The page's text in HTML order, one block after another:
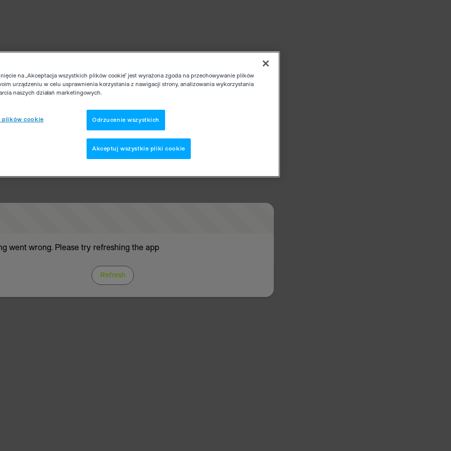
went wrong. Please try refreshing the app
Refresh
na „Akceptacja wszystkich plików cookie” jest wyrażona zgoda na przechowywanie plików
urządzeniu w celu usprawnienia korzystania z nawigacji strony, analizowania wykorzystania
naszych działań marketingowych.
plików cookie Odrzucenie wszystkich
Akceptuj wszystkie pliki cookie